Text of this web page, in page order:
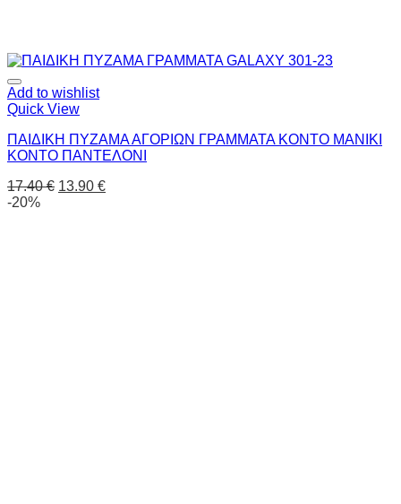
Add to wishlist
Quick View
ΠΑΙΔΙΚΗ ΠΥΖΑΜΑ ΑΓΟΡΙΩΝ ΓΡΑΜΜΑΤΑ ΚΟΝΤΟ ΜΑΝΙΚΙ
ΚΟΝΤΟ ΠΑΝΤΕΛΟΝΙ
17.40€ 13.90 €
-20%